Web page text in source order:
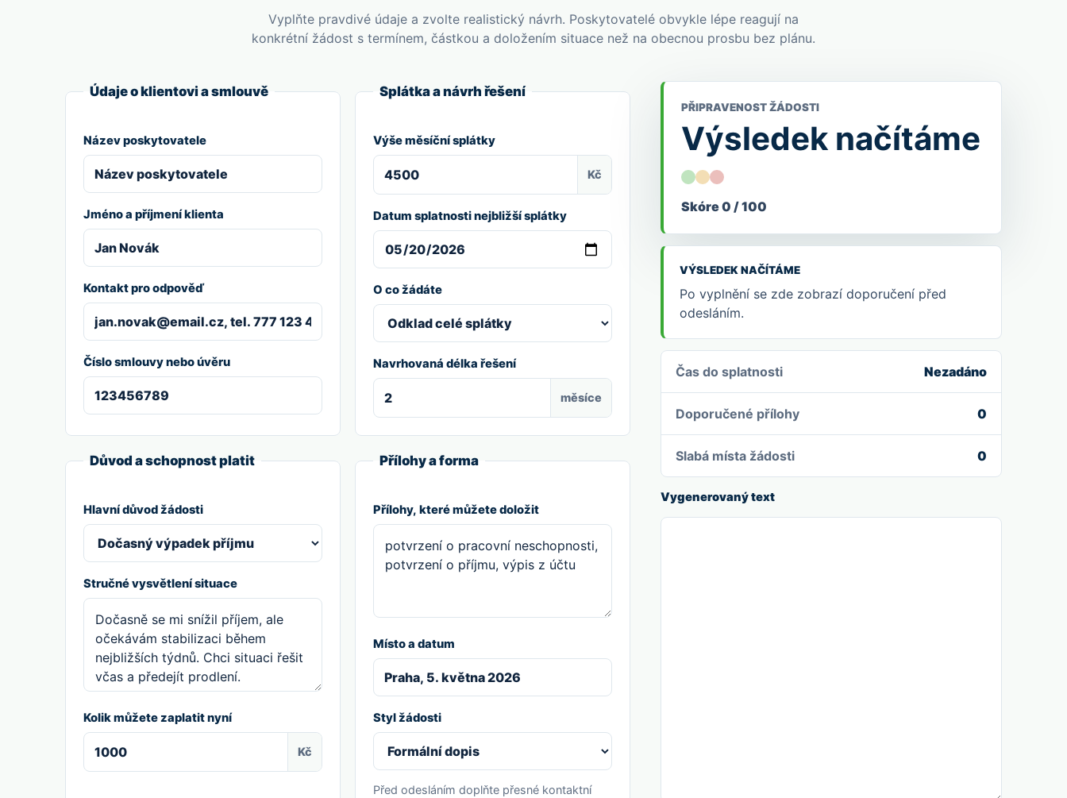
Vyplňte pravdivé údaje a zvolte realistický návrh. Poskytovatelé obvykle lépe reagují na
konkrétní žádost s termínem, částkou a doložením situace než na obecnou prosbu bez plánu.
Údaje o klientovi a smlouvě
Název poskytovatele
Jméno a příjmení klienta
Kontakt pro odpověď
Číslo smlouvy nebo úvěru
Splátka a návrh řešení
Výše měsíční splátky
Kč
Datum splatnosti nejbližší splátky
O co žádáte
Navrhovaná délka řešení
měsíce
Důvod a schopnost platit
Hlavní důvod žádosti
Stručné vysvětlení situace
Kolik můžete zaplatit nyní
Kč
Přílohy a forma
Přílohy, které můžete doložit
Místo a datum
Styl žádosti
Před odesláním doplňte přesné kontaktní
PŘIPRAVENOST ŽÁDOSTI
Výsledek načítáme
Skóre 0 / 100
VÝSLEDEK NAČÍTÁME
Po vyplnění se zde zobrazí doporučení před
odesláním.
Čas do splatnosti Nezadáno
Doporučené přílohy 0
Slabá místa žádosti 0
Vygenerovaný text